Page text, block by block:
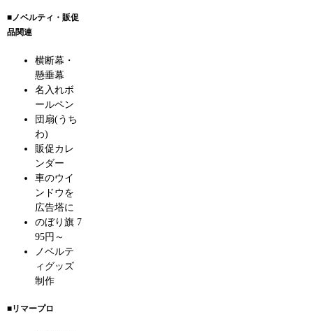
■ノベルティ・販促
品関連
横断幕・
懸垂幕
名入れボ
ールペン
団扇(うち
わ)
販促カレ
ンダー
車のウイ
ンドウを
広告塔に
のぼり旗 7
95円～
ノベルテ
ィグッズ
制作
■リマープロ